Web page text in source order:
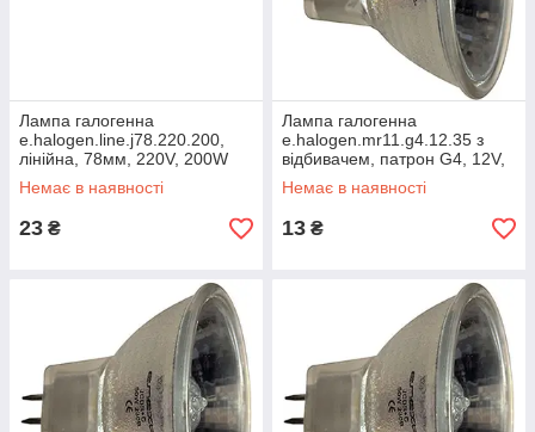
Лампа галогенна
e.halogen.line.j78.220.200,
лінійна, 78мм, 220V, 200W
Немає в наявності
23 ₴
Лампа галогенна
e.halogen.mr11.g4.12.35 з
відбивачем, патрон G4, 12V,
35W
Немає в наявності
13 ₴